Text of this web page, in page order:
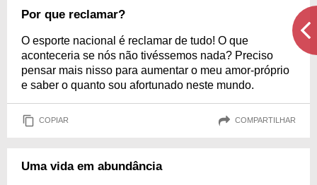
Por que reclamar?
O esporte nacional é reclamar de tudo! O que
aconteceria se nós não tivéssemos nada? Preciso
pensar mais nisso para aumentar o meu amor-próprio
e saber o quanto sou afortunado neste mundo.
COPIAR COMPARTILHAR
Uma vida em abundância